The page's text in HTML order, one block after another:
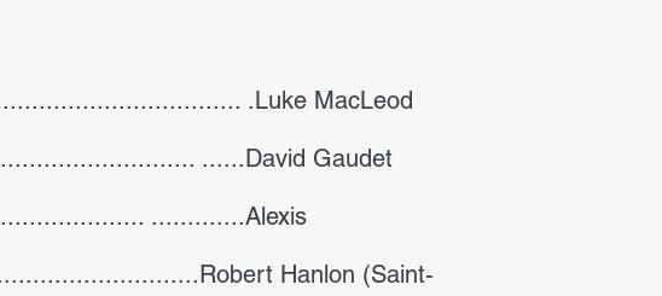
.Luke MacLeod
......David Gaudet
.............Alexis
Hanlon (Saint-